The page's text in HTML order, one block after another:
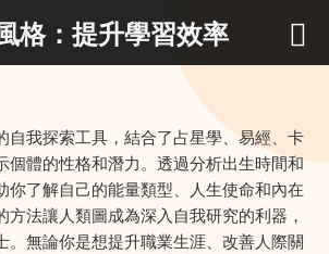
格：提升學習效率
自我探索工具，結合了占星學、易經、卡
個體的性格和潛力。透過分析出生時間和
你了解自己的能量類型、人生使命和內在
方法讓人類圖成為深入自我研究的利器，
。無論你是想提升職業生涯、改善人際關